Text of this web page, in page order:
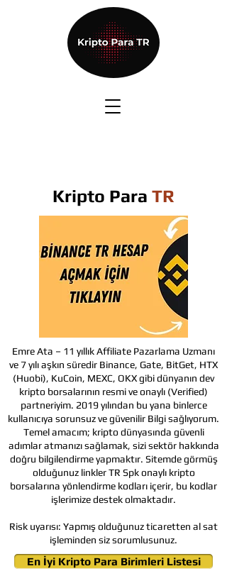
En İyi Kripto Para Birimleri Listesi
Kripto Para TR
Emre Ata – 11 yıllık Affiliate Pazarlama Uzmanı
ve 7 yılı aşkın süredir Binance, Gate, BitGet, HTX
(Huobi), KuCoin, MEXC, OKX gibi dünyanın dev
kripto borsalarının resmi ve onaylı (Verified)
partneriyim. 2019 yılından bu yana binlerce
kullanıcıya sorunsuz ve güvenilir Bilgi sağlıyorum.
Temel amacım; kripto dünyasında güvenli
adımlar atmanızı sağlamak, sizi sektör hakkında
doğru bilgilendirme yapmaktır. Sitemde görmüş
olduğunuz linkler TR Spk onaylı kripto
borsalarına yönlendirme kodları içerir, bu kodlar
işlerimize destek olmaktadır.
Risk uyarısı: Yapmış olduğunuz ticaretten al sat
işleminden siz sorumlusunuz.